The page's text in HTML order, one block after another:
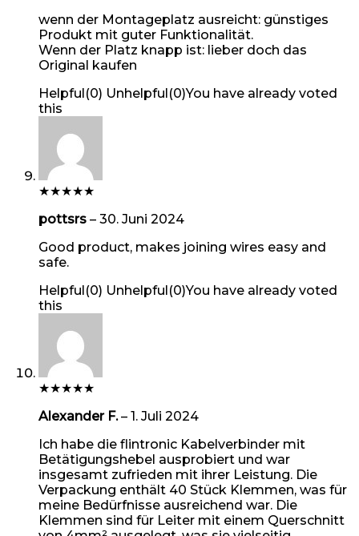
wenn der Montageplatz ausreicht: günstiges
Produkt mit guter Funktionalität.
Wenn der Platz knapp ist: lieber doch das
Original kaufen
Helpful(0) Unhelpful(0)You have already voted
this
★★★★★
pottsrs – 30. Juni 2024
Good product, makes joining wires easy and
safe.
Helpful(0) Unhelpful(0)You have already voted
this
★★★★★
Alexander F.– 1. Juli 2024
Ich habe die flintronic Kabelverbinder mit
Betätigungshebel ausprobiert und war
insgesamt zufrieden mit ihrer Leistung. Die
Verpackung enthält 40 Stück Klemmen, was für
meine Bedürfnisse ausreichend war. Die
Klemmen sind für Leiter mit einem Querschnitt